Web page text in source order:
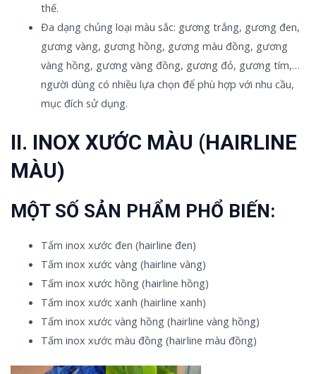
thế.
Đa dạng chủng loại màu sắc: gương trắng, gương đen,
gương vàng, gương hồng, gương màu đồng, gương
vàng hồng, gương vàng đồng, gương đỏ, gương tím,…
người dùng có nhiều lựa chọn để phù hợp với nhu cầu,
mục đích sử dụng.
II. INOX XƯỚC MÀU (HAIRLINE
MÀU)
MỘT SỐ SẢN PHẨM PHỔ BIẾN:
Tấm inox xước đen (hairline đen)
Tấm inox xước vàng (hairline vàng)
Tấm inox xước hồng (hairline hồng)
Tấm inox xước xanh (hairline xanh)
Tấm inox xước vàng hồng (hairline vàng hồng)
Tấm inox xước màu đồng (hairline màu đồng)